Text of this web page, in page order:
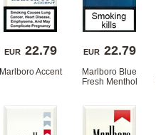
EUR 22.79
Marlboro Accent
EUR 22.79
Marlboro Blue
Fresh Menthol